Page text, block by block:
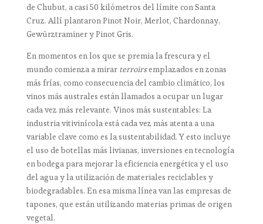
de Chubut, a casi 50 kilómetros del límite con Santa
Cruz. Allí plantaron Pinot Noir, Merlot, Chardonnay,
Gewürztraminer y Pinot Gris.
En momentos en los que se premia la frescura y el
mundo comienza a mirar terroirsemplazados en zonas
más frías, como consecuencia del cambio climático, los
vinos más australes están llamados a ocupar un lugar
cada vez más relevante. Vinos más sustentables: La
industria vitivinícola está cada vez más atenta a una
variable clave como es la sustentabilidad. Y esto incluye
el uso de botellas más livianas, inversiones en tecnología
en bodega para mejorar la eficiencia energética y el uso
del agua y la utilización de materiales reciclables y
biodegradables. En esa misma línea van las empresas de
tapones, que están utilizando materias primas de origen
vegetal.